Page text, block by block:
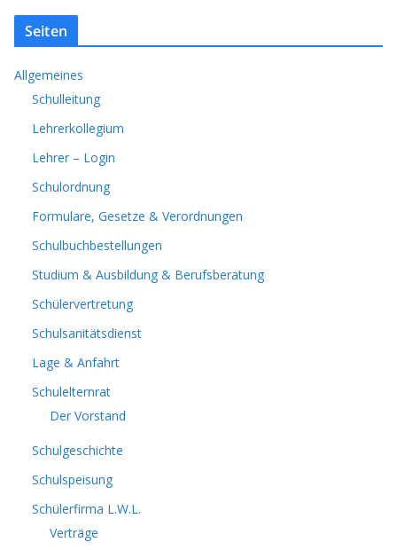
Seiten
Allgemeines
Schulleitung
Lehrerkollegium
Lehrer – Login
Schulordnung
Formulare, Gesetze & Verordnungen
Schulbuchbestellungen
Studium & Ausbildung & Berufsberatung
Schülervertretung
Schulsanitätsdienst
Lage & Anfahrt
Schulelternrat
Der Vorstand
Schulgeschichte
Schulspeisung
Schülerfirma L.W.L.
Verträge